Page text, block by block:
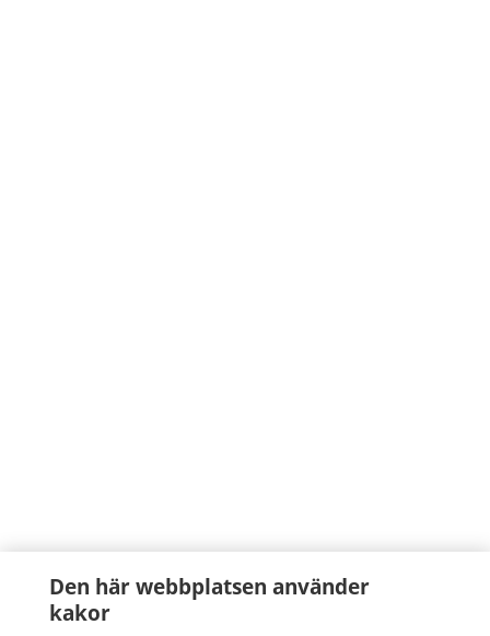
Den här webbplatsen använder
kakor